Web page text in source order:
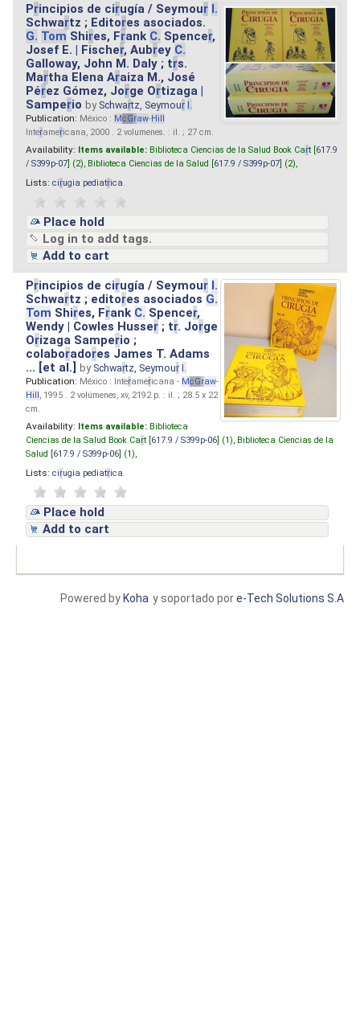
Principios de cirugía / Seymour I.
Schwartz ; Editores asociados.
G. Tom Shires, Frank C. Spencer,
Josef E. | Fischer, Aubrey C.
Galloway, John M. Daly ; trs.
Martha Elena Araiza M., José
Pérez Gómez, Jorge Ortizaga |
Samperio by Schwartz, Seymour I.
Publication: México : McGraw-Hill
Interamericana, 2000 . 2 volumenes. : il. ; 27 cm.
Availability: Items available: Biblioteca Ciencias de la Salud Book Cart [ 617.9
/ S399p-07 ] (2), Biblioteca Ciencias de la Salud [ 617.9 / S399p-07 ] (2),
Lists: cirugia pediatrica
Place hold
Log in to add tags.
Add to cart
Principios de cirugía / Seymour I.
Schwartz ; editores asociados G.
Tom Shires, Frank C. Spencer,
Wendy | Cowles Husser ; tr. Jorge
Orizaga Samperio ;
colaboradores James T. Adams
... [et al.]by Schwartz, Seymour I.
Publication: México : Interamericana - McGraw-
Hill, 1995 . 2 volúmenes, xv, 2192 p. : il. ; 28.5 x 22
cm.
Availability: Items available: Biblioteca
Ciencias de la Salud Book Cart [ 617.9 / S399p-06 ] (1), Biblioteca Ciencias de la
Salud [ 617.9 / S399p-06 ] (1),
Lists: cirugia pediatrica
Place hold
Add to cart
y soportado pore-Tech Solutions S.A
Powered by Koha